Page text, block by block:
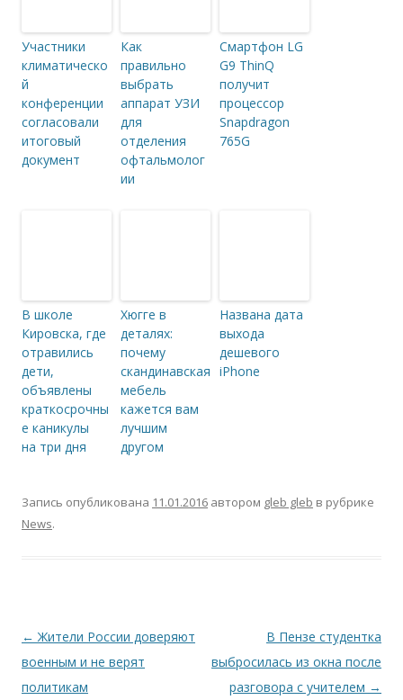
Участники
климатическо
й
конференции
согласовали
итоговый
документ
Как
правильно
выбрать
аппарат УЗИ
для
отделения
офтальмолог
ии
Смартфон LG
G9 ThinQ
получит
процессор
Snapdragon
765G
В школе
Кировска, где
отравились
дети,
объявлены
краткосрочны
е каникулы
на три дня
Хюгге в
деталях:
почему
скандинавская
мебель
кажется вам
лучшим
другом
Названа дата
выхода
дешевого
iPhone
Запись опубликована 11.01.2016 автором gleb gleb в рубрике
News.
Навигация по записям
← Жители России доверяют
военным и не верят
политикам
В Пензе студентка
выбросилась из окна после
разговора с учителем →